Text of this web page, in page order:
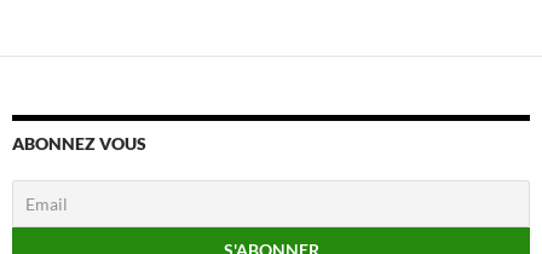
ABONNEZ VOUS